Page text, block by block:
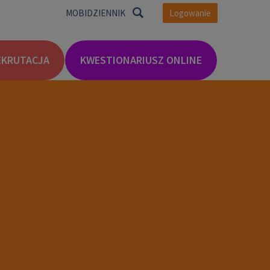
Logowanie
MOBIDZIENNIK
KWESTIONARIUSZ ONLINE